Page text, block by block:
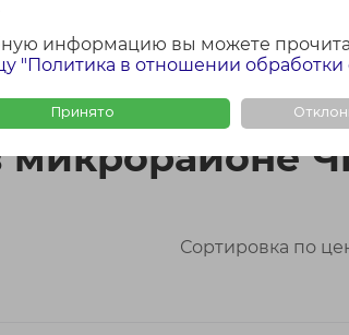
информацию вы можете
"Политика в отношении обработки
Принято
ФОТО +
микрорайоне
Сортировка по